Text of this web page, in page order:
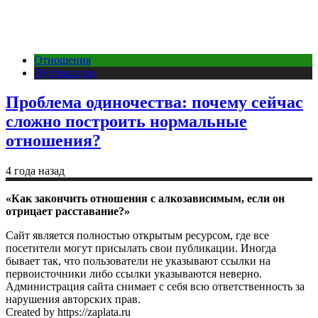
Отношения
Публикации
Проблема одиночества: почему сейчас
сложно построить нормальные
отношения?
4 года назад
«Как закончить отношения с алкозависимым, если он
отрицает расставание?»
Сайт является полностью открытым ресурсом, где все
посетители могут присылать свои публикации. Иногда
бывает так, что пользователи не указывают ссылки на
первоисточники либо ссылки указываются неверно.
Администрация сайта снимает с себя всю ответственность за
нарушения авторских прав.
Created by https://zaplata.ru